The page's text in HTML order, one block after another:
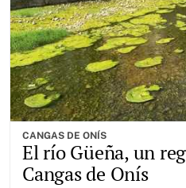
CANGAS DE ONÍS
El río Güeña, un
Cangas de Onís